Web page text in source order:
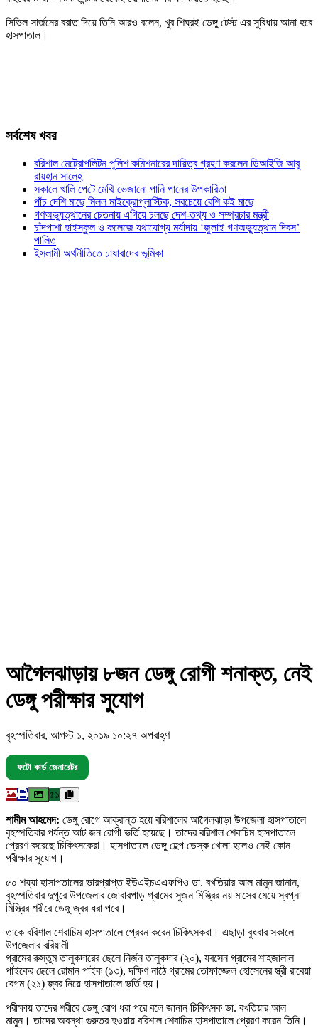
সিভিল সার্জনের বরাত দিয়ে তিনি আরও বলেন, খুব শিঘ্রই ডেঙ্গু টেস্ট এর সুবিধায় আনা হবে
হাসপাতাল।
সর্বশেষ খবর
বরিশাল মেট্রোপলিটন পুলিশ কমিশনারের দায়িত্ব গ্রহণ করলেন ডিআইজি আবু
রায়হান সালেহ্
সকালে খালি পেটে মেথি ভেজানো পানি পানের উপকারিতা
পাঁচ দেশি মাছে মিলল মাইক্রোপ্লাস্টিক, সবচেয়ে বেশি কই মাছে
গণঅভ্যুত্থানের চেতনায় এগিয়ে চলছে দেশ-তথ্য ও সম্প্রচার মন্ত্রী
চাঁদপাশা হাইস্কুল ও কলেজে যথাযোগ্য মর্যাদায় ‘জুলাই গণঅভ্যুত্থান দিবস’
পালিত
ইসলামী অর্থনীতিতে চাষাবাদের ভূমিকা
আগৈলঝাড়ায় ৮জন ডেঙ্গু রোগী শনাক্ত, নেই
ডেঙ্গু পরীক্ষার সুযোগ
বৃহস্পতিবার, আগস্ট ১, ২০১৯ ১০:২৭ অপরাহ্ণ
ফটো কার্ড জেনারেটর
৫১
শামীম আহমেদ: ডেঙ্গু রোগে আক্রান্ত হয়ে বরিশালের আগৈলঝাড়া উপজেলা হাসপাতালে
বৃহস্পতিবার পর্যন্ত আট জন রোগী ভর্তি হয়েছে। তাদের বরিশাল শেবাচিম হাসপাতালে
প্রেরণ করেছে চিকিৎসকেরা। হাসপাতালে ডেঙ্গু হেল্প ডেস্ক খোলা হলেও নেই কোন
পরীক্ষার সুযোগ।
৫০ শয্যা হাসাপতালের ভারপ্রাপ্ত ইউএইচএএফপিও ডা. বখতিয়ার আল মামুন জানান,
বৃহস্পতিবার দুপুরে উপজেলার জোবারপাড় গ্রামের সুজন মিস্ত্রির নয় মাসের মেয়ে স্বপ্না
মিস্ত্রির শরীরে ডেঙ্গু জ্বর ধরা পরে।
তাকে বরিশাল শেবাচিম হাসপাতালে প্রেরন করেন চিকিৎসকরা। এছাড়া বুধবার সকালে
উপজেলার বরিয়ালী
গ্রামের রুস্তুম তালুকদারের ছেলে নির্জন তালুকদার (২০), যবসেন গ্রামের শাহজালাল
পাইকের ছেলে রোমান পাইক (১৩), দক্ষিণ নাঠৈ গ্রামের তোফাজ্জেল হোসেনের স্ত্রী রাবেয়া
বেগম (২১) জ্বর নিয়ে হাসপাতালে ভর্তি হয়।
পরীক্ষায় তাদের শরীরে ডেঙ্গু রোগ ধরা পরে বলে জানান চিকিৎসক ডা. বখতিয়ার আল
মামুন। তাদের অবস্থা গুরুতর হওয়ায় বরিশাল শেবাচিম হাসপাতালে প্রেরণ করেন তিনি।